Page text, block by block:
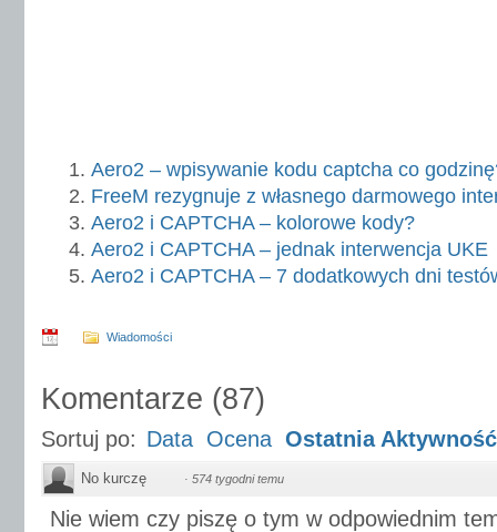
Aero2 – wpisywanie kodu captcha co
FreeM rezygnuje z własnego darmowego
Aero2 i CAPTCHA – kolorowe kody?
Aero2 i CAPTCHA – jednak interwencja UKE
Aero2 i CAPTCHA – 7 dodatkowych dni
Wiadomości
Komentarze (87)
Sortuj po: Data Ocena Ostatnia Aktywność
No kurczę · 574 tygodni temu
Nie wiem czy piszę o tym w odpowiednim